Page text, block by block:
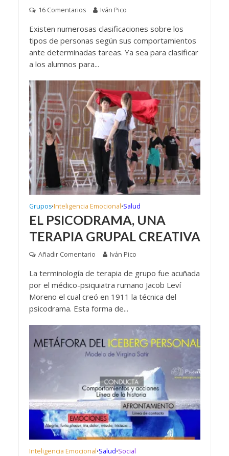
16 Comentarios Iván Pico
Existen numerosas clasificaciones sobre los
tipos de personas según sus comportamientos
ante determinadas tareas. Ya sea para clasificar
a los alumnos para...
Grupos•Inteligencia Emocional•Salud
EL PSICODRAMA, UNA
TERAPIA GRUPAL CREATIVA
Añadir Comentario Iván Pico
La terminología de terapia de grupo fue acuñada
por el médico-psiquiatra rumano Jacob Leví
Moreno el cual creó en 1911 la técnica del
psicodrama. Esta forma de...
Inteligencia Emocional•Salud•Social